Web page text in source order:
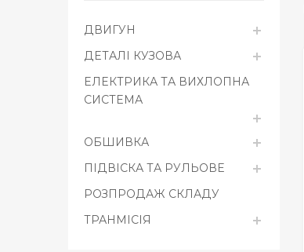
ДВИГУН
ДЕТАЛІ КУЗОВА
ЕЛЕКТРИКА ТА ВИХЛОПНА
СИСТЕМА
ОБШИВКА
ПІДВІСКА ТА РУЛЬОВЕ
РОЗПРОДАЖ СКЛАДУ
ТРАНМІСІЯ